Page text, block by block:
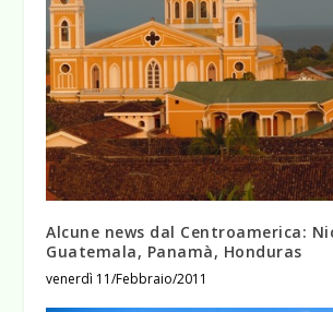
Alcune news dal Centroamerica:
Guatemala, Panamà, Honduras
venerdì 11/Febbraio/2011